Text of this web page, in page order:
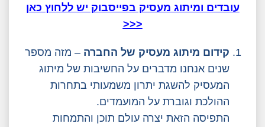
עובדים ומיתוג מעסיק בפייסבוק יש ללחוץ כאן
<<<
קידום מיתוג מעסיק של החברה – מזה מספר
שנים אנחנו מדברים על החשיבות של מיתוג
המעסיק להשגת יתרון משמעותי בתחרות
ההולכת וגוברת על המועמדים.
התפיסה הזאת יצרה עולם תוכן והתמחות